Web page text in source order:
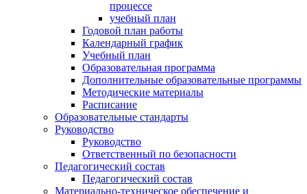
процессе
учебный план
Годовой план работы
Календарный график
Учебный план
Образовательная программа
Дополнительные образовательные программы
Методические материалы
Расписание
Образовательные стандарты
Руководство
Руководство
Ответственный по безопасности
Педагогический состав
Педагогический состав
Материально-техническое обеспечение и